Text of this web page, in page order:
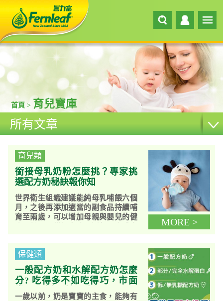
首頁 > 育兒寶庫
所有文章
育兒類
銜接母乳奶粉怎麼挑？專家挑
選配方奶秘訣報你知
世界衛生組織建議能純母乳哺餵六個
月，之後再添加適當的副食品持續哺
育至兩歲，可以增加母親與嬰兒的健
MORE >
保健類
一般配方奶和水解配方奶怎麼
分? 吃得多不如吃得巧，市面
常見配方奶種類分析
一歲以前，奶是寶寶的主食，能夠有